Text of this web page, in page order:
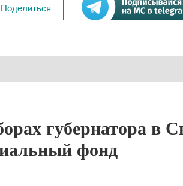
Поделиться
губернатора в
фонд